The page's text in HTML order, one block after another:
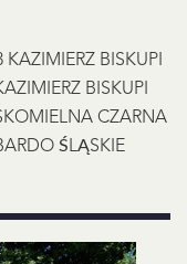
KAZIMIERZ BISKUPI
BISKUPI
CZARNA
ŚLĄSKIE